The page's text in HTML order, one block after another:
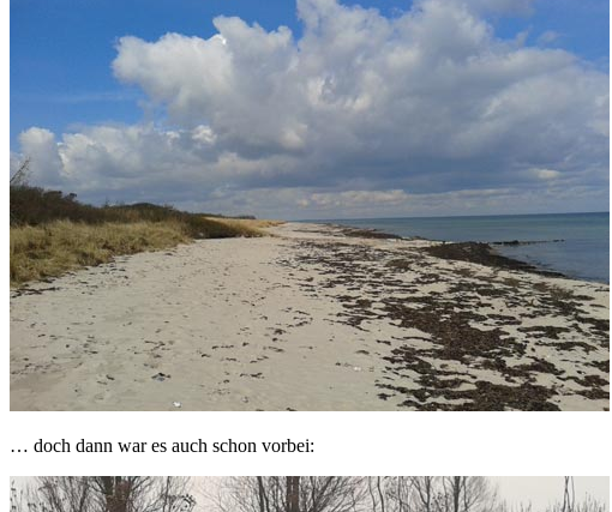
… doch dann war es auch schon vorbei: